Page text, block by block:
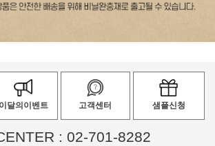
이달의이벤트 고객센터 샘플신청
: 02-701-8282